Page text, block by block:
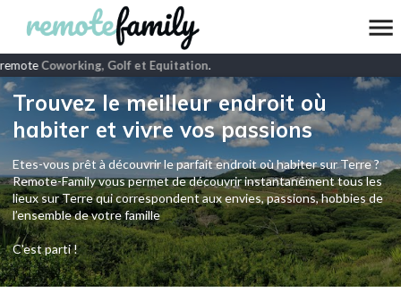
Coworking, Golf et Equitation.
Trouvez le meilleur endroit où
habiter et vivre vos passions
Etes-vous prêt à découvrir le parfait endroit où habiter sur Terre ?
Remote-Family vous permet de découvrir instantanément tous les
lieux sur Terre qui correspondent aux envies, passions, hobbies de
l’ensemble de votre famille
C'est parti !